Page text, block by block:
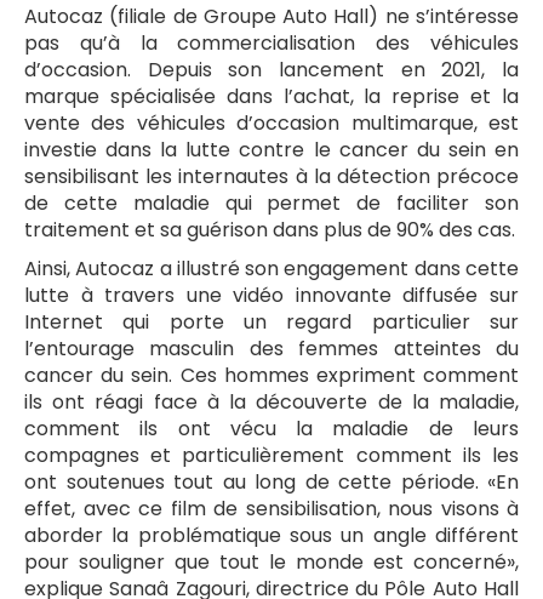
Autocaz (filiale de Groupe Auto Hall) ne s’intéresse
pas qu’à la commercialisation des véhicules
d’occasion. Depuis son lancement en 2021, la
marque spécialisée dans l’achat, la reprise et la
vente des véhicules d’occasion multimarque, est
investie dans la lutte contre le cancer du sein en
sensibilisant les internautes à la détection précoce
de cette maladie qui permet de faciliter son
traitement et sa guérison dans plus de 90% des cas.
Ainsi, Autocaz a illustré son engagement dans cette
lutte à travers une vidéo innovante diffusée sur
Internet qui porte un regard particulier sur
l’entourage masculin des femmes atteintes du
cancer du sein. Ces hommes expriment comment
ils ont réagi face à la découverte de la maladie,
comment ils ont vécu la maladie de leurs
compagnes et particulièrement comment ils les
ont soutenues tout au long de cette période. «En
effet, avec ce film de sensibilisation, nous visons à
aborder la problématique sous un angle différent
pour souligner que tout le monde est concerné»,
explique Sanaâ Zagouri, directrice du Pôle Auto Hall